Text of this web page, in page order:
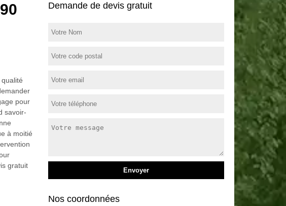
pour
savoir-
à moitié
gratuit
Demande de devis gratuit
Nos coordonnées